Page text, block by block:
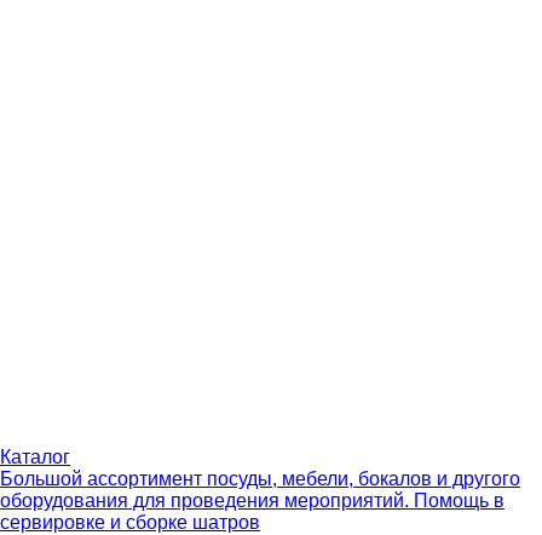
Каталог
Большой ассортимент посуды, мебели, бокалов и другого
оборудования для проведения мероприятий. Помощь в
сервировке и сборке шатров